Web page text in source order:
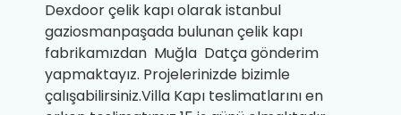
Dexdoor çelik kapı olarak istanbul
gaziosmanpaşada bulunan çelik kapı
fabrikamızdan Muğla Datça gönderim
yapmaktayız. Projelerinizde bizimle
çalışabilirsiniz.Villa Kapı teslimatlarını en